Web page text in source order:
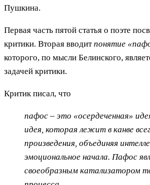
Пушкина.
Первая часть пятой статья о поэте
критики. Вторая вводитпонятие
которого, по мысли Белинского,
задачей критики.
Критик писал, что
пафос – это «осердеченная»
идея, которая лежит в канве
произведения, объединяя
эмоциональное начала. Пафос
своеобразным катализатором